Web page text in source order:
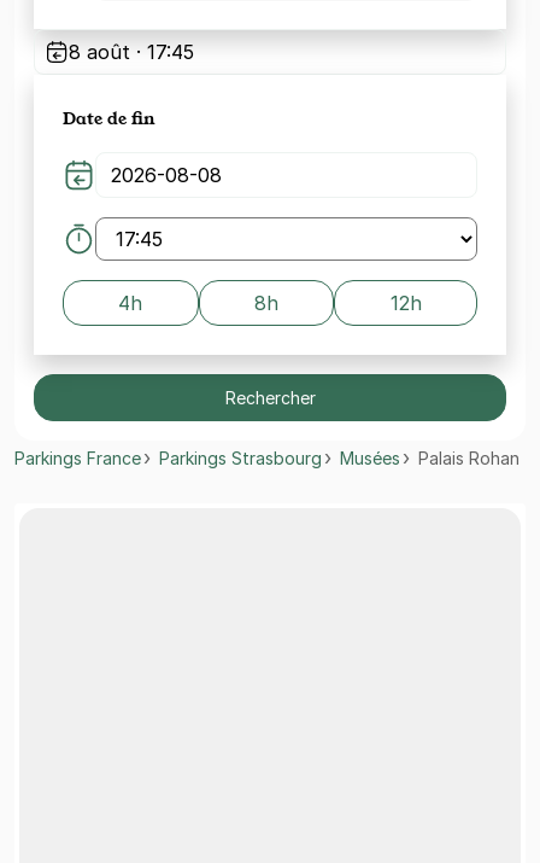
8 août · 17:45
Date de fin
4h 8h 12h
Rechercher
Parkings France Parkings Strasbourg Musées Palais Rohan